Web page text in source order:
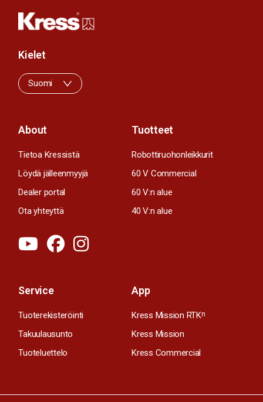
About
Tietoa Kressistä
Löydä jälleenmyyjä
Dealer portal
Ota yhteyttä
Tuotteet
Robottiruohonleikkurit
60 V Commercial
60 V:n alue
40 V:n alue
Service
Tuoterekisteröinti
Takuulausunto
Tuoteluettelo
App
Kress Mission RTKn
Kress Mission
Kress Commercial
Kielet
Suomi